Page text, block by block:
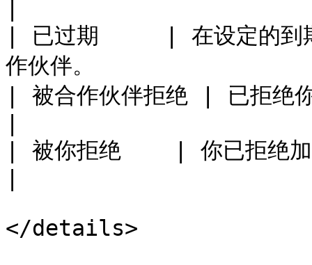
| 已过期     | 在设定的到期
作伙伴。
| 被合作伙伴拒绝 | 已拒绝
| 被你拒绝    | 你已拒绝加
</details>